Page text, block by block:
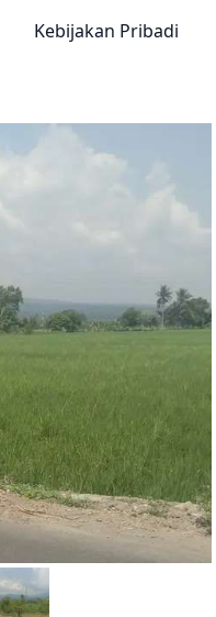
Kebijakan Pribadi